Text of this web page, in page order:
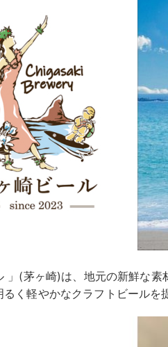
」(茅ヶ崎)は、地元の新鮮な
るく軽やかなクラフトビールを